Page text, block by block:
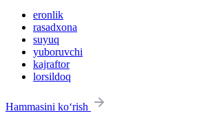
eronlik
rasadxona
suyuq
yuboruvchi
kajraftor
lorsildoq
Hammasini ko‘rish